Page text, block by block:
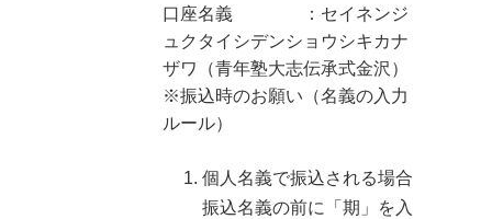
口座名義 ：セイネンジ
ュクタイシデンショウシキカナ
ザワ（青年塾大志伝承式金沢）
※振込時のお願い（名義の入力
ルール）
個人名義で振込される場合
振込名義の前に「期」を入